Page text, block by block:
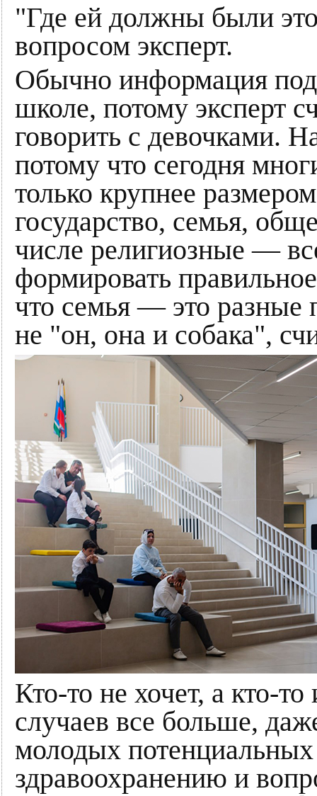
"Где ей должны были
вопросом эксперт.
Обычно информация
школе, потому эксперт
говорить с девочками.
потому что сегодня
только крупнее
государство, семья,
числе религиозные —
формировать
что семья — это разные
не "он, она и собака",
Кто-то не хочет, а кто-
случаев все больше,
молодых
здравоохранению и